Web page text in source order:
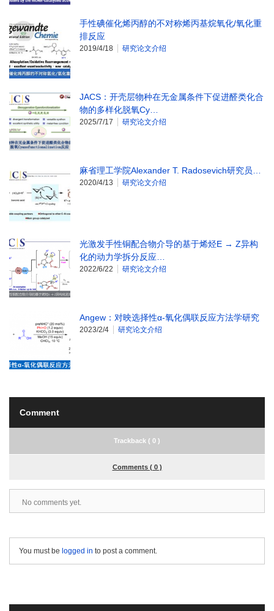
手性碘催化烯丙醇的不对称烯丙基烷氧化/氧化重
排反应
2019/4/18 研究论文介绍
JACS：开壳层物种在无金属条件下促进醛类化合
物的多样化脱氧Cy…
2025/7/17 研究论文介绍
麻省理工学院Alexander T. Radosevich研究员…
2020/4/13 研究论文介绍
光激发手性铜配合物介导的基于烯烃E → Z异构
化的动力学拆分反应…
2022/6/22 研究论文介绍
Angew：对映选择性α-氧化偶联反应方法学研究
2023/2/4 研究论文介绍
Comment
Trackback ( 0 )
Comments ( 0 )
No comments yet.
You must be logged in to post a comment.